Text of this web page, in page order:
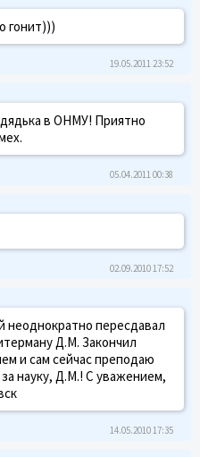
гонит)))
19.05.2011 23:52
в ОНМУ! Приятно
05.04.2011 00:38
02.09.2010 17:52
пересдавал
Д.М. Закончил
и сам сейчас преподаю
науку, Д.М.! С уважением,
14.05.2010 17:35